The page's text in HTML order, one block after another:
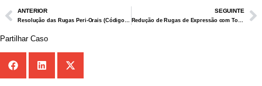
ANTERIOR
Resolução das Rugas Peri-Orais (Código de Barras)
SEGUINTE
Redução de Rugas de Expressão com Toxina Botulinica
Partilhar Caso